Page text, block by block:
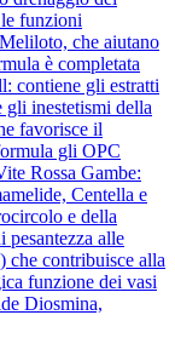
funzioni
che aiutano
è completata
contiene gli estratti
gli inestetismi della
favorisce il
gli OPC
Rossa Gambe:
Centella e
e della
pesantezza alle
che contribuisce alla
funzione dei vasi
Diosmina,